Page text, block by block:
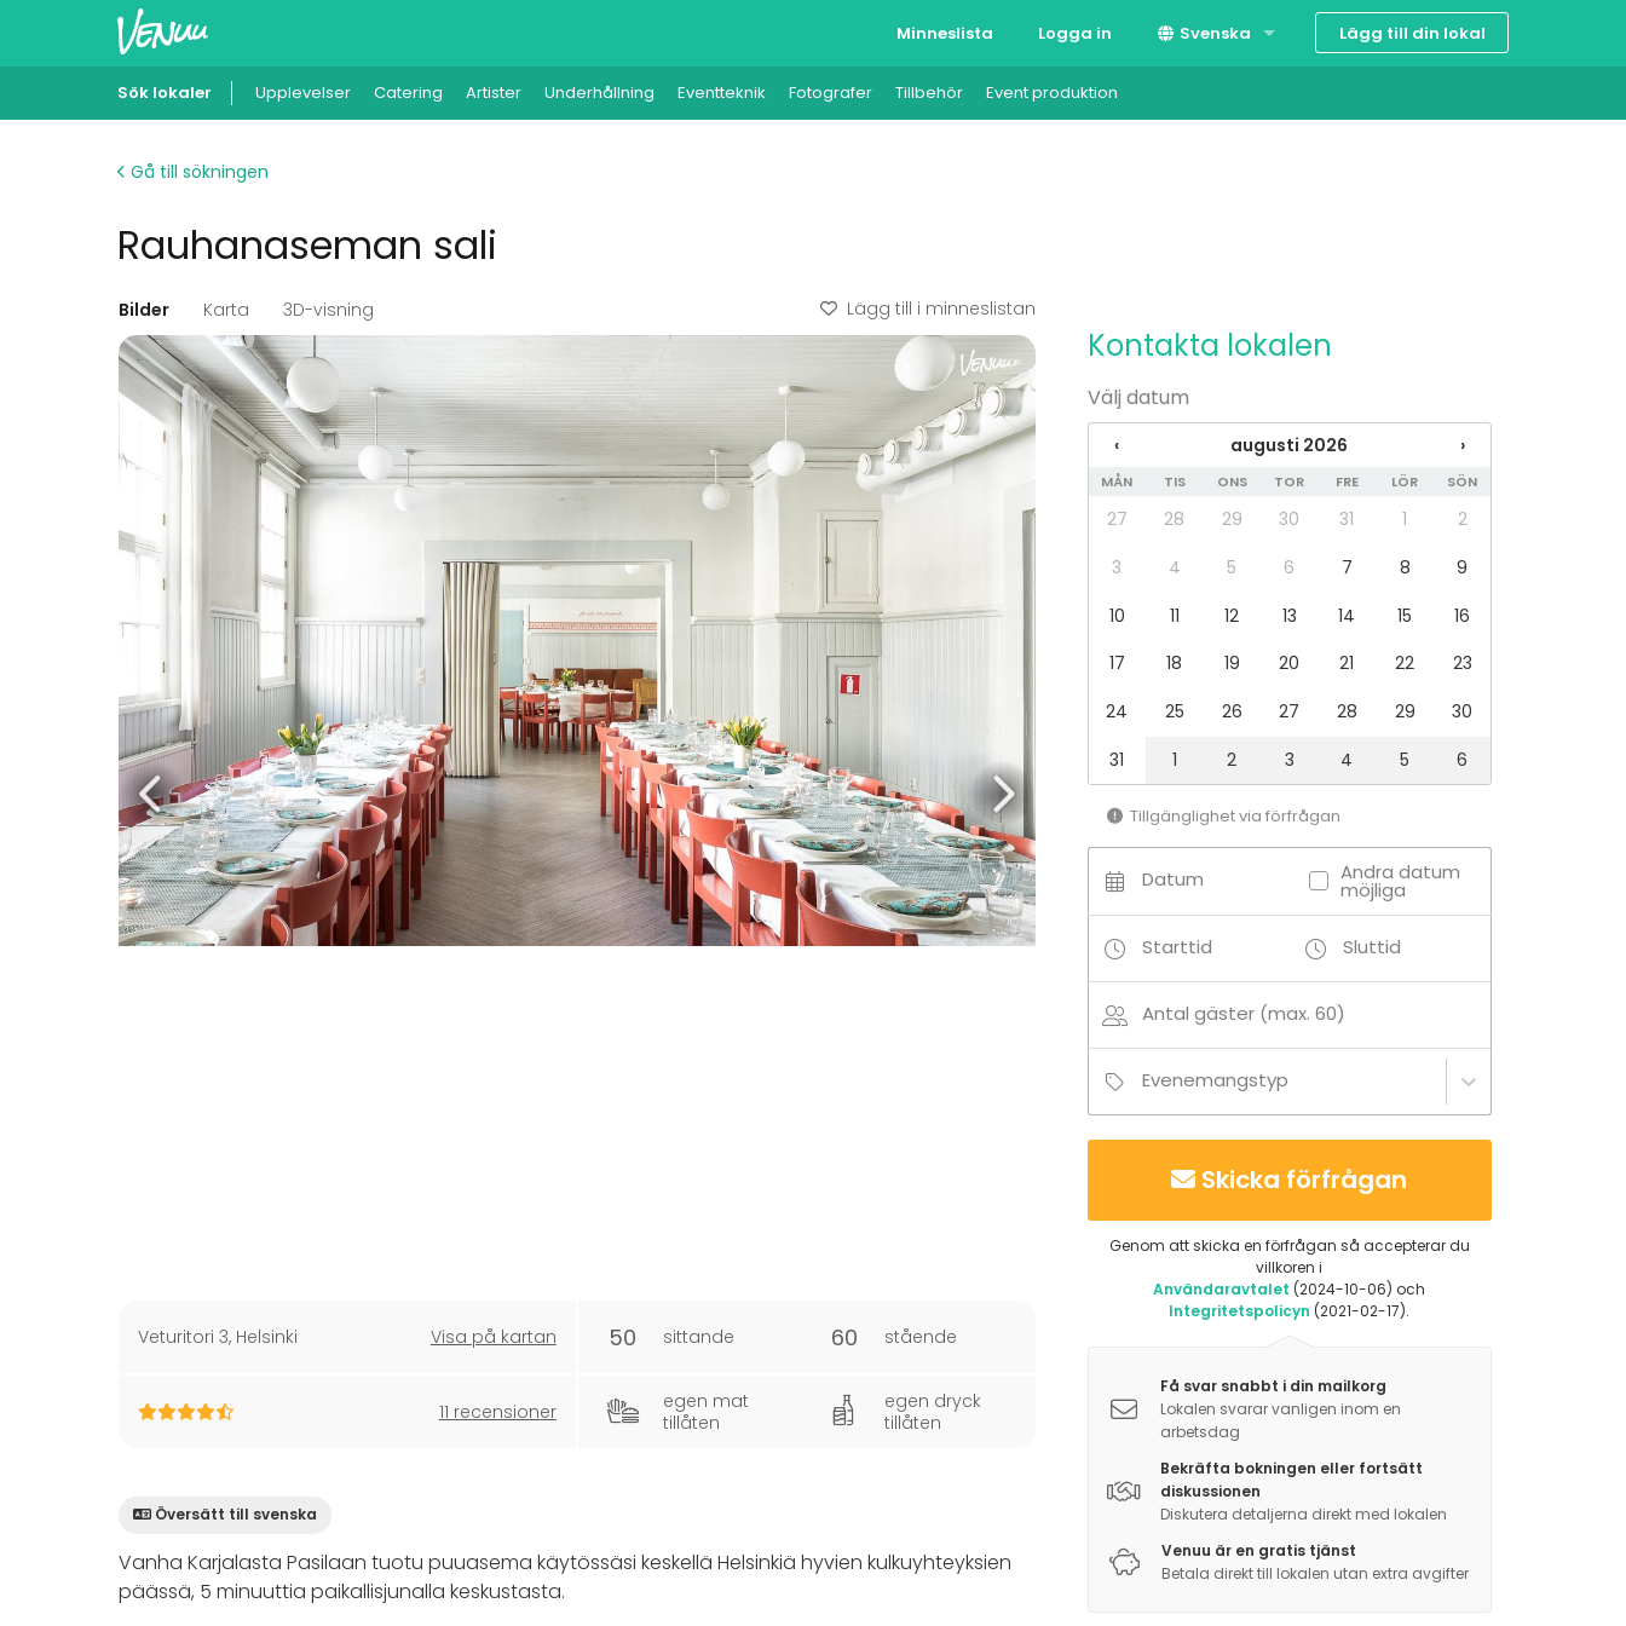
Minneslista Logga in Svenska Lägg till din lokal
Sök lokaler Upplevelser Catering Artister Underhållning Eventteknik Fotografer Tillbehör Event produktion
Gå till sökningen
Rauhanaseman sali
Bilder Karta 3D-visning Lägg till i minneslistan
Veturitori 3, Helsinki Visa på kartan
11 recensioner
50 sittande 60 stående
egen mat
tillåten
egen dryck
tillåten
Översätt till svenska
Vanha Karjalasta Pasilaan tuotu puuasema käytössäsi keskellä Helsinkiä hyvien kulkuyhteyksien
päässä, 5 minuuttia paikallisjunalla keskustasta.
Kontakta lokalen
Välj datum
‹ augusti 2026 ›
MÅN TIS ONS TOR FRE LÖR SÖN
27 28 29 30 31 1
2
3
4 5 6 7 8
9
10
11 12 13 14 15
16
17
18 19 20 21 22
23
24
25 26 27 28 29
30
31
1 2 3 4 5 6
Tillgänglighet via förfrågan
Datum Andra datum
möjliga
Starttid Sluttid
Antal gäster (max. 60)
Evenemangstyp
Skicka förfrågan
Genom att skicka en förfrågan så accepterar du
villkoren i
Användaravtalet (2024-10-06) och
Integritetspolicyn (2021-02-17).
Få svar snabbt i din mailkorg
Lokalen svarar vanligen inom en
arbetsdag
Bekräfta bokningen eller fortsätt
diskussionen
Diskutera detaljerna direkt med lokalen
Venuu är en gratis tjänst
Betala direkt till lokalen utan extra avgifter